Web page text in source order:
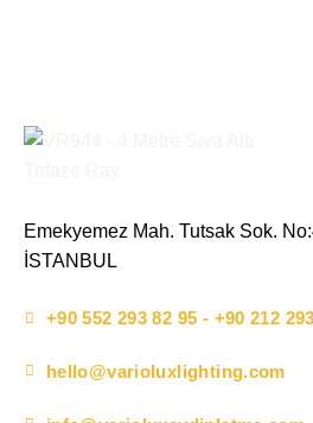
Emekyemez Mah. Tutsak Sok.
İSTANBUL
+90 552 293 82 95 - +90 212
hello@varioluxlighting.com